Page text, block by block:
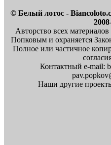
© Белый лотос -
Авторство всех
Попковым и охраняется
Полное или частичное
Контактный e-mail:
Наши другие